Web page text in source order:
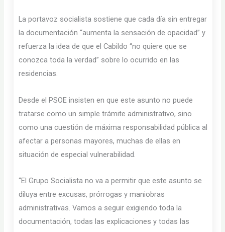
La portavoz socialista sostiene que cada día sin entregar
la documentación “aumenta la sensación de opacidad” y
refuerza la idea de que el Cabildo “no quiere que se
conozca toda la verdad” sobre lo ocurrido en las
residencias.
Desde el PSOE insisten en que este asunto no puede
tratarse como un simple trámite administrativo, sino
como una cuestión de máxima responsabilidad pública al
afectar a personas mayores, muchas de ellas en
situación de especial vulnerabilidad.
“El Grupo Socialista no va a permitir que este asunto se
diluya entre excusas, prórrogas y maniobras
administrativas. Vamos a seguir exigiendo toda la
documentación, todas las explicaciones y todas las